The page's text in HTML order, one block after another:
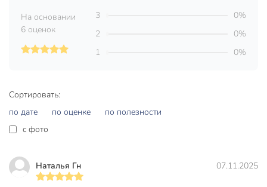
Максимальное рабочее давление,
атм
Страна производства
Угловая
Диаметр подключения
Материал
Сортировать:
по дате
по оценке
по полезности
c фото
Наталья Гн 07.11.2025
На основании
6 оценок
3
0%
2
0%
1
0%